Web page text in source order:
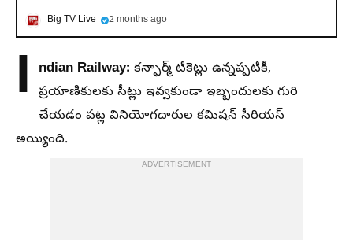
Big TV Live 2 months ago
I ndian Railway: కన్ఫార్మ్ టికెట్లు ఉన్నప్పటికీ,
ప్రయాణికులకు సీట్లు ఇవ్వకుండా ఇబ్బందులకు గురి
చేయడం పట్ల వినియోగదారుల కమిషన్ సీరియస్
అయ్యింది.
ADVERTISEMENT